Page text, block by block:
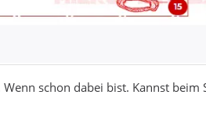
schon dabei bist. Kannst